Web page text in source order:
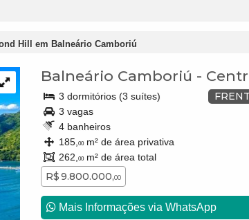
Hill em Balneário Camboriú
Balneário Camboriú -
3 dormitórios (3 suítes)
3 vagas
4 banheiros
185, 00m² de área privativa
262, 00m² de área total
R$ 9.800.000,00
Mais Informações via WhatsApp